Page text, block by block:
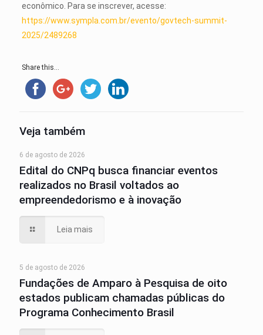
econômico. Para se inscrever, acesse:
https://www.sympla.com.br/evento/govtech-summit-
2025/2489268
Share this...
Veja também
6 de agosto de 2026
Edital do CNPq busca financiar eventos
realizados no Brasil voltados ao
empreendedorismo e à inovação
Leia mais
5 de agosto de 2026
Fundações de Amparo à Pesquisa de oito
estados publicam chamadas públicas do
Programa Conhecimento Brasil